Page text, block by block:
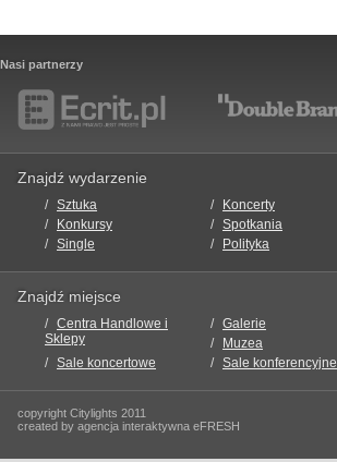
Nasi partnerzy
Znajdź wydarzenie
Sztuka Koncerty
Konkursy
Spotkania
Single
Polityka
Znajdź miejsce
Centra Handlowe i
Sklepy
Galerie
Muzea
Sale koncertowe
Sale konferencyjne
copyright Citylights 2011
created by agencja interaktywna eFRESH